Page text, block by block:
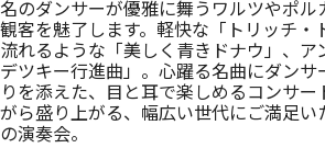
団体・法人の方へ
名のダンサーが優雅に舞うワルツやポル
観客を魅了します。軽快な「トリッチ・
流れるような「美しく青きドナウ」、ア
デツキー行進曲」。心躍る名曲にダン
りを添えた、目と耳で楽しめるコンサー
がら盛り上がる、幅広い世代にご満足
の演奏会。